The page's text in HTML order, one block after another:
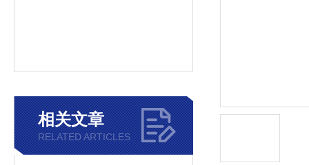
相关文章
RELATED ARTICLES